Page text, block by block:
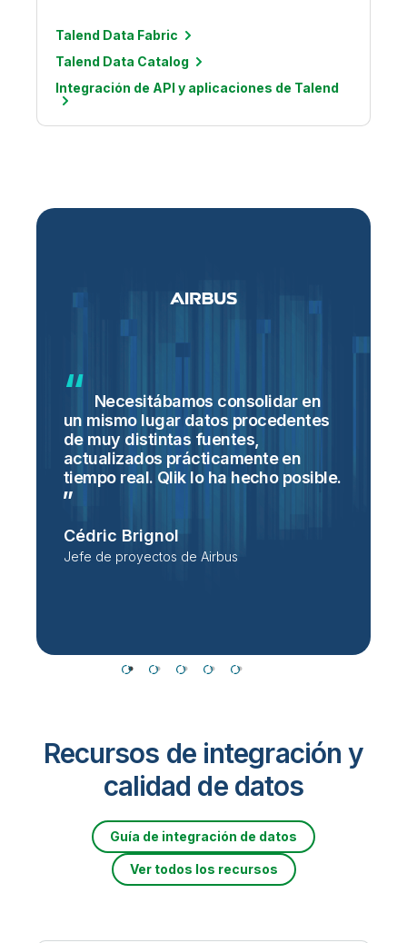
Talend Data Fabric
Talend Data Catalog
Integración de API y aplicaciones de Talend
Necesitábamos consolidar en
un mismo lugar datos procedentes
de muy distintas fuentes,
actualizados prácticamente en
tiempo real. Qlik lo ha hecho posible.
Cédric Brignol
Jefe de proyectos de Airbus
Recursos de integración y
calidad de datos
Guía de integración de datos
Ver todos los recursos